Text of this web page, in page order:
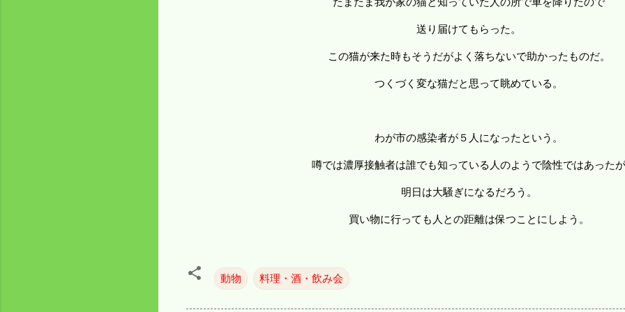
送り届けてもらった。
この猫が来た時もそうだがよく落ちないで助かったものだ。
つくづく変な猫だと思って眺めている。
わが市の感染者が５人になったという。
噂では濃厚接触者は誰でも知っている人のようで陰性ではあったが
明日は大騒ぎになるだろう。
買い物に行っても人との距離は保つことにしよう。
動物 料理・酒・飲み会